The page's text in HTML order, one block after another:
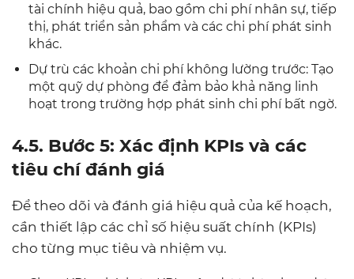
tài chính hiệu quả, bao gồm chi phí nhân sự, tiếp
thị, phát triển sản phẩm và các chi phí phát sinh
khác.
Dự trù các khoản chi phí không lường trước: Tạo
một quỹ dự phòng để đảm bảo khả năng linh
hoạt trong trường hợp phát sinh chi phí bất ngờ.
4.5. Bước 5: Xác định KPIs và các
tiêu chí đánh giá
Để theo dõi và đánh giá hiệu quả của kế hoạch,
cần thiết lập các chỉ số hiệu suất chính (KPIs)
cho từng mục tiêu và nhiệm vụ.